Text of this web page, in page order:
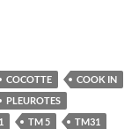
en mini
COCOTTE
COOK IN
PLEUROTES
TM 5
TM31